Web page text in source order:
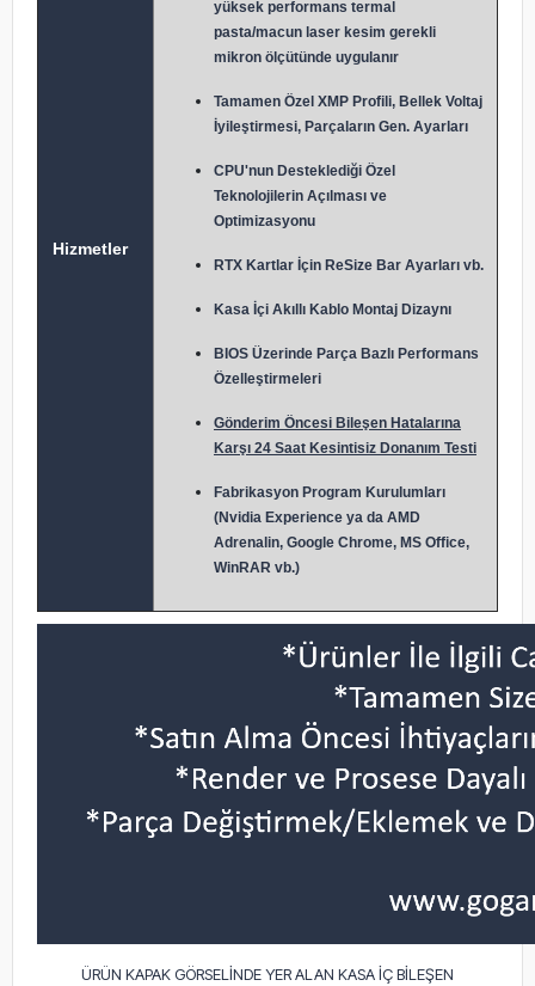
Hizmetler
yüksek performans termal
pasta/macun laser kesim gerekli
mikron ölçütünde uygulanır
Tamamen Özel XMP Profili, Bellek Voltaj
İyileştirmesi, Parçaların Gen. Ayarları
CPU'nun Desteklediği Özel
Teknolojilerin Açılması ve
Optimizasyonu
RTX Kartlar İçin ReSize Bar Ayarları vb.
Kasa İçi Akıllı Kablo Montaj Dizaynı
BIOS Üzerinde Parça Bazlı Performans
Özelleştirmeleri
Gönderim Öncesi Bileşen Hatalarına
Karşı 24 Saat Kesintisiz Donanım Testi
Fabrikasyon Program Kurulumları
(Nvidia Experience ya da AMD
Adrenalin, Google Chrome, MS Office,
WinRAR vb.)
ÜRÜN KAPAK GÖRSELİNDE YER ALAN KASA İÇ BİLEŞEN